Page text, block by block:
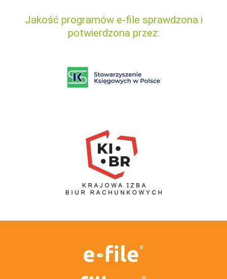
Jakość programów e-file sprawdzona i
potwierdzona przez: